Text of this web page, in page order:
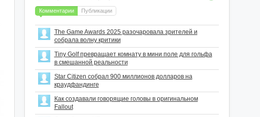
Комментарии Публикации
The Game Awards 2025 разочаровала зрителей и
собрала волну критики
Tiny Golf превращает комнату в мини поле для гольфа
в смешанной реальности
Star Citizen собрал 900 миллионов долларов на
краудфандинге
Как создавали говорящие головы в оригинальном
Fallout